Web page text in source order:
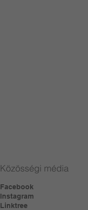
Közösségi média
Facebook
Instagram
Linktree​